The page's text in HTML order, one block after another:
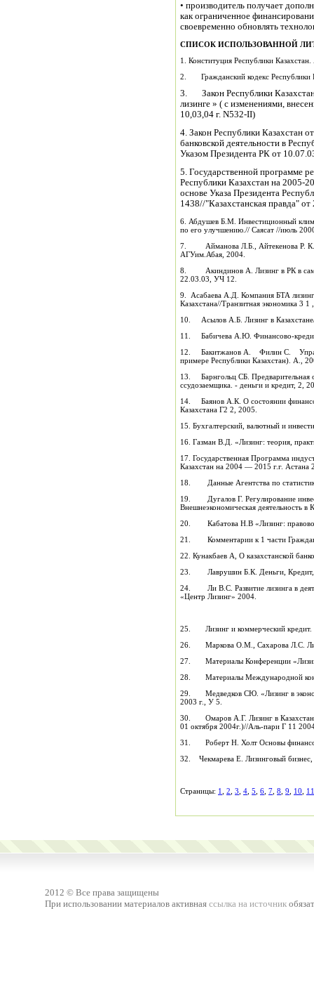
• производитель получает
как ограниченное
своевременно обновлять
СПИСОК ИСПОЛЬЗОВАННОЙ
1. Конституция Республики
2. Гражданский кодекс Республики
3. Закон Республики
лизинге » ( с изменениями,
10,03,04 г. N532-II)
4. Закон Республики Казахстан
банковской деятельности в
Указом Президента РК от
5. Государственной программе
Республики Казахстан на 2005-
основе Указа Президента
1438//"Казахстанская правда"
6. Абдушев Б.М. Инвестиционный
по его улучшению.// Саясат //июль
7. Айманова Л.Б., Айтекенова Р. К.
АГУим.Абая, 2004.
8. Акиндинов А. Лизинг в РК в
22.03.03, УЧ 12.
9. Асабаева А.Д. Компания БТА
Казахстана//Транзитная экономика 3
10. Асылов А.Б. Лизинг в
11. Бабичева А.Ю. Финансово-
12. Бакитжанов А. Филин С.
примере Республики Казахстан). А.,
13. Барнгольц СБ. Предварительная
ссудозаемщика. - деньги и кредит, 2,
14. Баянов А.К. О состоянии
Казахстана Г2 2, 2005.
15. Бухгалтерский, валютный и
16. Газман В.Д. «Лизинг: теория,
17. Государственная Программа
Казахстан на 2004 — 2015 г.г. Астана
18. Данные Агентства по
19. Дугалов Г. Регулирование
Внешнеэкономическая деятельность в
20. Кабатова Н.В «Лизинг:
21. Комментарии к 1 части
22. Кунакбаев А, О казахстанской
23. Лаврушин Б.К. Деньги, Кредит,
24. Ли B.C. Развитие лизинга в
«Центр Лизинг» 2004.
25. Лизинг и коммерческий
26. Маркова О.М., Сахарова Л.С.
27. Материалы Конференции
28. Материалы Международной
29. Медведков СЮ. «Лизинг в
2003 г., У 5.
30. Омаров А.Г. Лизинг в
01 октября 2004г.)//Аль-пари Г 11
31. Роберт Н. Холт Основы
32. Чекмарева Е. Лизинговый
Страницы: 1 2 3 4 5 6 7 8 9 10 11
2012 © Все права защищены
При использовании материалов активная ссылка на источник